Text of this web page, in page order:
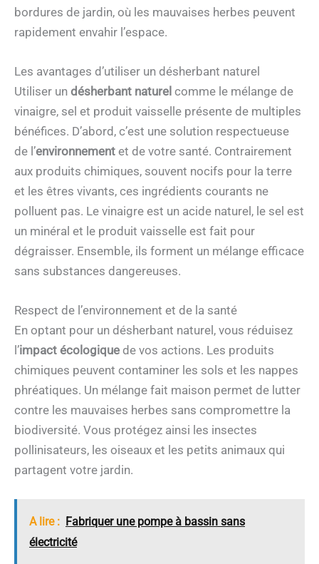
bordures de jardin, où les mauvaises herbes peuvent
rapidement envahir l’espace.
Les avantages d’utiliser un désherbant naturel
Utiliser un désherbant naturel comme le mélange de
vinaigre, sel et produit vaisselle présente de multiples
bénéfices. D’abord, c’est une solution respectueuse
de l’environnement et de votre santé. Contrairement
aux produits chimiques, souvent nocifs pour la terre
et les êtres vivants, ces ingrédients courants ne
polluent pas. Le vinaigre est un acide naturel, le sel est
un minéral et le produit vaisselle est fait pour
dégraisser. Ensemble, ils forment un mélange efficace
sans substances dangereuses.
Respect de l’environnement et de la santé
En optant pour un désherbant naturel, vous réduisez
l’impact écologique de vos actions. Les produits
chimiques peuvent contaminer les sols et les nappes
phréatiques. Un mélange fait maison permet de lutter
contre les mauvaises herbes sans compromettre la
biodiversité. Vous protégez ainsi les insectes
pollinisateurs, les oiseaux et les petits animaux qui
partagent votre jardin.
A lire : Fabriquer une pompe à bassin sans
électricité